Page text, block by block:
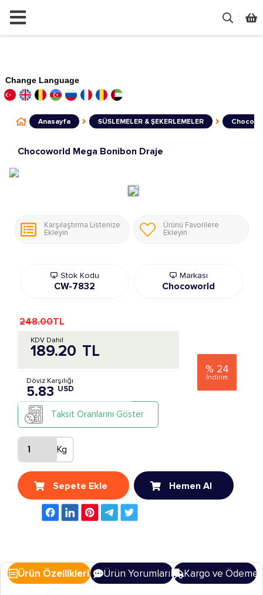
Change Language
Anasayfa SÜSLEMELER & ŞEKERLEMELER
Chocoworld Mega Bonibon Draje
Karşılaştırma Listenize
Ekleyin
Ürünü Favorilere
Ekleyin
Stok Kodu
CW-7832
Markası
Chocoworld
% 24
İndirim
248.00TL
189.20 TL
KDV Dahil
Döviz Karşılığı
5.83 USD
Taksit Oranlarını Göster
Kg
Sepete Ekle Hemen Al
Ürün Özellikleri Ürün Yorumları Kargo ve Ödeme